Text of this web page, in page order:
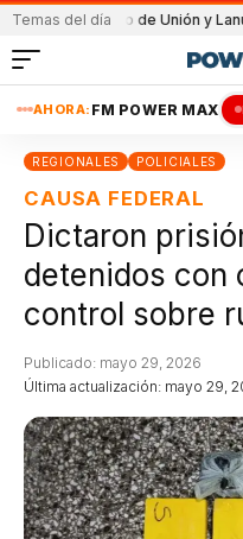
Temas del día
partido de Unión y LanúsSanta
AHORA: FM POWER MAX
REGIONALES POLICIALES
CAUSA FEDERAL
Dictaron
detenidos con
control sobre
Última actualización: mayo 29,
Publicado: mayo 29, 2026